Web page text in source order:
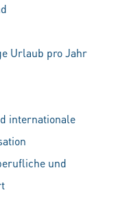
Urlaub pro Jahr
internationale
und